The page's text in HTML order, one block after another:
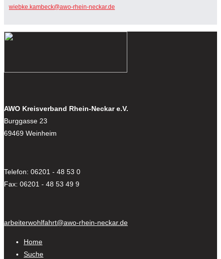
wiebke.kambeck@awo-rhein-neckar.de
AWO Kreisverband Rhein-Neckar e.V.
Burggasse 23
69469 Weinheim
Telefon: 06201 - 48 53 0
Fax: 06201 - 48 53 49 9
arbeiterwohlfahrt@awo-rhein-neckar.de
Home
Suche